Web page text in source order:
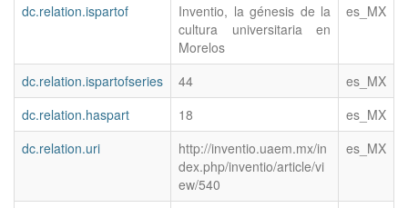
dc.relation.ispartof
Inventio, la génesis de la
cultura universitaria en
Morelos
es_MX
dc.relation.ispartofseries 44
es_MX
dc.relation.haspart
18
es_MX
dc.relation.uri
http://inventio.uaem.mx/in
dex.php/inventio/article/vi
ew/540
es_MX